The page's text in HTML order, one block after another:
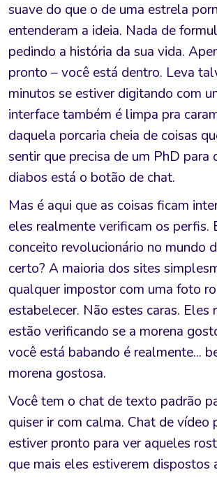
suave do que o de uma estrela
entenderam a ideia. Nada de
pedindo a história da sua vida.
pronto – você está dentro. Leva
minutos se estiver digitando com
interface também é limpa pra
daquela porcaria cheia de coisas
sentir que precisa de um PhD para
diabos está o botão de chat.
Mas é aqui que as coisas ficam
eles realmente verificam os perfis.
conceito revolucionário no mundo
certo? A maioria dos sites
qualquer impostor com uma foto
estabelecer. Não estes caras. Eles
estão verificando se a morena
você está babando é realmente...
morena gostosa.
Você tem o chat de texto padrão
quiser ir com calma. Chat de vídeo
estiver pronto para ver aqueles
que mais eles estiverem dispostos